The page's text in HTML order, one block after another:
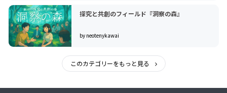
探究と共創のフィールド『洞察の森』
by neotenykawai
このカテゴリーをもっと見る